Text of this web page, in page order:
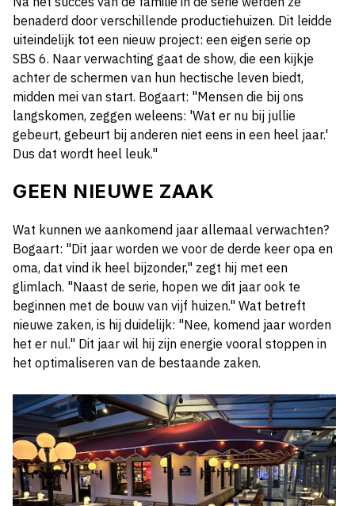
benaderd door verschillende productiehuizen. Dit leidde
uiteindelijk tot een nieuw project: een eigen serie op
SBS 6. Naar verwachting gaat de show, die een kijkje
achter de schermen van hun hectische leven biedt,
midden mei van start. Bogaart: "Mensen die bij ons
langskomen, zeggen weleens: 'Wat er nu bij jullie
gebeurt, gebeurt bij anderen niet eens in een heel jaar.'
Dus dat wordt heel leuk."
GEEN NIEUWE ZAAK
Wat kunnen we aankomend jaar allemaal verwachten?
Bogaart: "Dit jaar worden we voor de derde keer opa en
oma, dat vind ik heel bijzonder," zegt hij met een
glimlach. "Naast de serie, hopen we dit jaar ook te
beginnen met de bouw van vijf huizen." Wat betreft
nieuwe zaken, is hij duidelijk: "Nee, komend jaar worden
het er nul." Dit jaar wil hij zijn energie vooral stoppen in
het optimaliseren van de bestaande zaken.